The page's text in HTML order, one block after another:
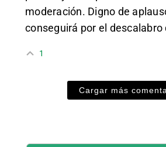
moderación. Digno de
conseguirá por el descalabro
1
Cargar más